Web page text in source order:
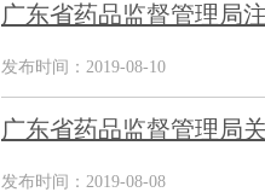
广东省药品监督管理局
发布时间：2019-08-10
广东省药品监督管理局
发布时间：2019-08-08